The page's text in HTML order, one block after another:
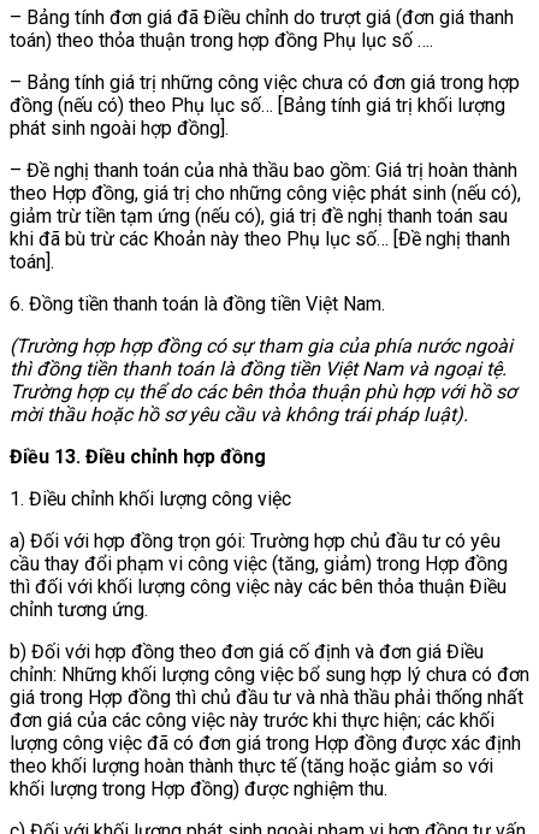
– Bảng tính đơn giá đã Điều chỉnh do trượt giá (đơn giá thanh
toán) theo thỏa thuận trong hợp đồng Phụ lục số ….
– Bảng tính giá trị những công việc chưa có đơn giá trong hợp
đồng (nếu có) theo Phụ lục số… [Bảng tính giá trị khối lượng
phát sinh ngoài hợp đồng].
– Đề nghị thanh toán của nhà thầu bao gồm: Giá trị hoàn thành
theo Hợp đồng, giá trị cho những công việc phát sinh (nếu có),
giảm trừ tiền tạm ứng (nếu có), giá trị đề nghị thanh toán sau
khi đã bù trừ các Khoản này theo Phụ lục số… [Đề nghị thanh
toán].
6. Đồng tiền thanh toán là đồng tiền Việt Nam.
(Trường hợp hợp đồng có sự tham gia của phía nước ngoài
thì đồng tiền thanh toán là đồng tiền Việt Nam và ngoại tệ.
Trường hợp cụ thể do các bên thỏa thuận phù hợp với hồ sơ
mời thầu hoặc hồ sơ yêu cầu và không trái pháp luật).
Điều 13. Điều chỉnh hợp đồng
1. Điều chỉnh khối lượng công việc
a) Đối với hợp đồng trọn gói: Trường hợp chủ đầu tư có yêu
cầu thay đổi phạm vi công việc (tăng, giảm) trong Hợp đồng
thì đối với khối lượng công việc này các bên thỏa thuận Điều
chỉnh tương ứng.
b) Đối với hợp đồng theo đơn giá cố định và đơn giá Điều
chỉnh: Những khối lượng công việc bổ sung hợp lý chưa có đơn
giá trong Hợp đồng thì chủ đầu tư và nhà thầu phải thống nhất
đơn giá của các công việc này trước khi thực hiện; các khối
lượng công việc đã có đơn giá trong Hợp đồng được xác định
theo khối lượng hoàn thành thực tế (tăng hoặc giảm so với
khối lượng trong Hợp đồng) được nghiệm thu.